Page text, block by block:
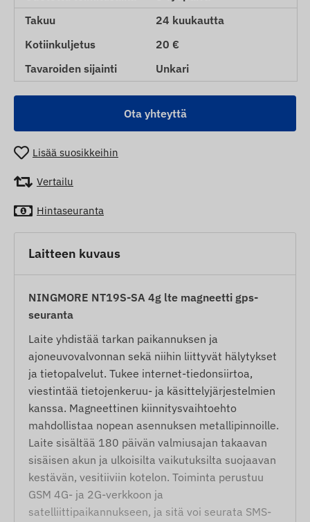
Takuu
24 kuukautta
Kotiinkuljetus
20 €
Tavaroiden sijainti
Unkari
Ota yhteyttä
Lisää suosikkeihin
Vertailu
Hintaseuranta
Laitteen kuvaus
NINGMORE NT19S-SA 4g lte magneetti gps-
seuranta
Laite yhdistää tarkan paikannuksen ja
ajoneuvovalvonnan sekä niihin liittyvät hälytykset
ja tietopalvelut. Tukee internet-tiedonsiirtoa,
viestintää tietojenkeruu- ja käsittelyjärjestelmien
kanssa. Magneettinen kiinnitysvaihtoehto
mahdollistaa nopean asennuksen metallipinnoille.
Laite sisältää 180 päivän valmiusajan takaavan
sisäisen akun ja ulkoisilta vaikutuksilta suojaavan
kestävän, vesitiiviin kotelon. Toiminta perustuu
GSM 4G- ja 2G-verkkoon ja
satelliittipaikannukseen, ja sitä voi seurata SMS-